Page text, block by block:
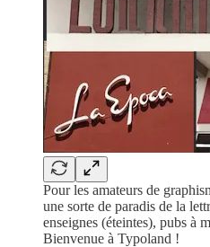
Pour les amateurs de
une sorte de paradis de la
enseignes (éteintes), pubs à
Bienvenue à Typoland !